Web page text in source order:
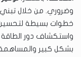
وضروري. من خلال تبني
خطوات بسيطة لتحسين
واستكشاف دور الطاقة
بشكل كبير